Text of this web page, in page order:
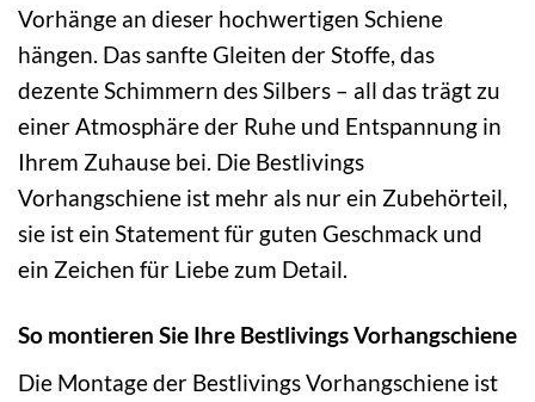
Vorhänge an dieser hochwertigen Schiene
hängen. Das sanfte Gleiten der Stoffe, das
dezente Schimmern des Silbers – all das trägt zu
einer Atmosphäre der Ruhe und Entspannung in
Ihrem Zuhause bei. Die Bestlivings
Vorhangschiene ist mehr als nur ein Zubehörteil,
sie ist ein Statement für guten Geschmack und
ein Zeichen für Liebe zum Detail.
So montieren Sie Ihre Bestlivings Vorhangschiene
Die Montage der Bestlivings Vorhangschiene ist